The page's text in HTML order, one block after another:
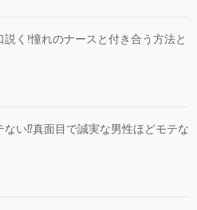
説く!憧れのナースと付き合う方法と
ない⁉︎真面目で誠実な男性ほどモテな